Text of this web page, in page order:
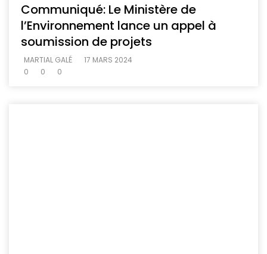
Communiqué: Le Ministère de
l’Environnement lance un appel à
soumission de projets
MARTIAL GALÉ
17 MARS 2024
0
0 0